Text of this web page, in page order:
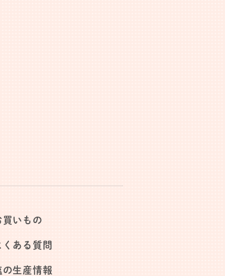
買いもの
くある質問
の生産情報